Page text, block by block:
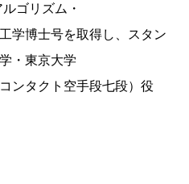
ゴリズム・
学博士号を取得し、スタン
・東京大学
ンタクト空手段七段）役